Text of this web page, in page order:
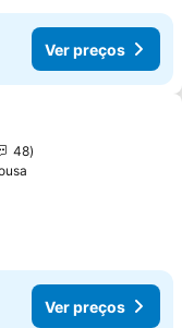
Ver preços
aos favoritos
48
Ver preços